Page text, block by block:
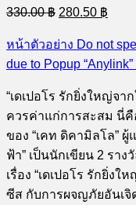
330.00฿ Original
price
was:
330.00 ฿.
280.50 ฿
price
หน้าตัวอย่าง Do not
due to Popup
“เดเปอโร รักยิ่งใหญ่จ
ควรค่าแก่การสะสม นี่
ของ “เคท ดิคามิลโล” ผู้
ฟ้า” เป็นนักเขียน 2 ราง
เรื่อง “เดเปอโร รักยิ่งใ
ซีส กับการผจญภัยอันเจิ